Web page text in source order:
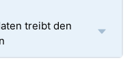
treibt den